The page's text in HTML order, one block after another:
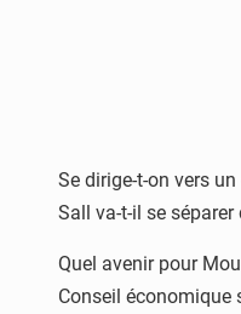
Se dirige-t-on vers
Sall va-t-il se
Quel avenir pour
Conseil